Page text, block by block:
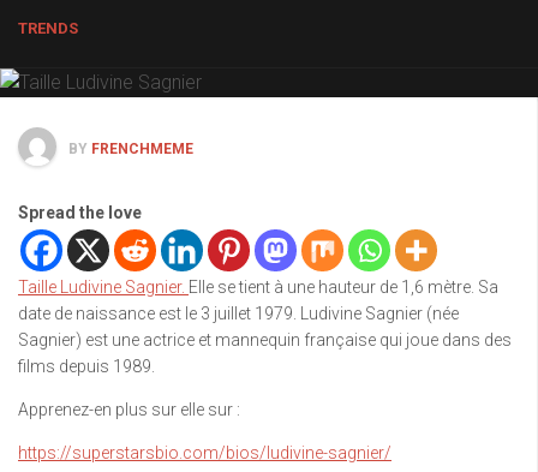
TRENDS
BY FRENCHMEME
Spread the love
Taille Ludivine Sagnier. Elle se tient à une hauteur de 1,6 mètre. Sa
date de naissance est le 3 juillet 1979. Ludivine Sagnier (née
Sagnier) est une actrice et mannequin française qui joue dans des
films depuis 1989.
Apprenez-en plus sur elle sur :
https://superstarsbio.com/bios/ludivine-sagnier/